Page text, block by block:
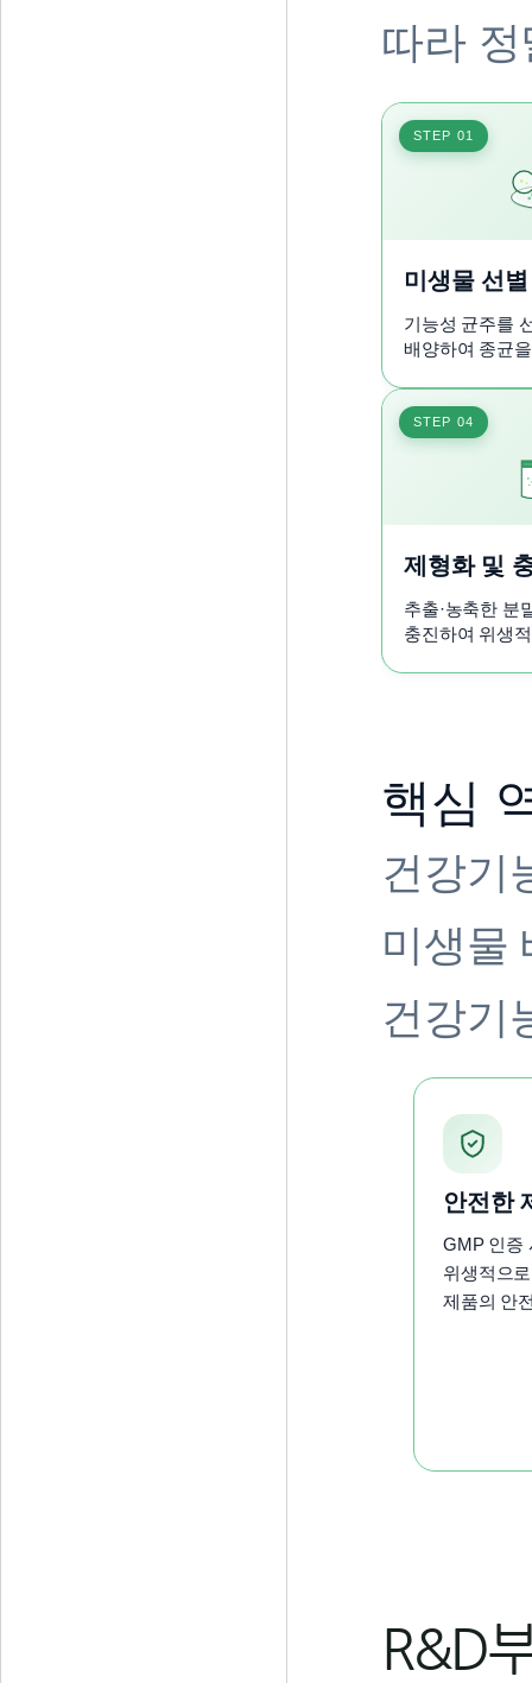
따라
STEP 01
미생물 선
기능성 균주를
배양하여 종균
STEP 04
제형화 및
추출·농축한 분
충진하여 위생
핵심
건강기
미생물
건강기
안전한
GMP 인증
위생적으
제품의 안
R&D